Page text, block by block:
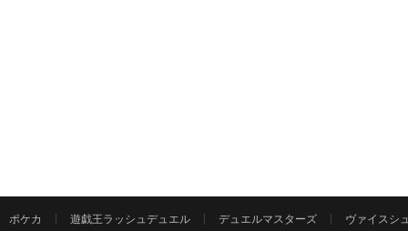
ポケカ 遊戯王ラッシュデュエル デュエルマスターズ ヴァイスシ